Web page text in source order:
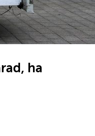
ha